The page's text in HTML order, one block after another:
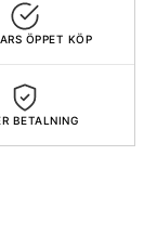
ÖPPET KÖP
BETALNING